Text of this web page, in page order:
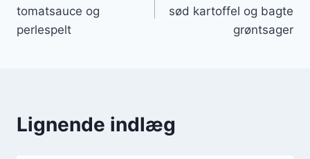
tomatsauce og
perlespelt
sød kartoffel og bagte
grøntsager
Lignende indlæg